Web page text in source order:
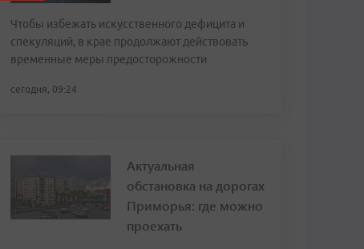
Чтобы избежать искусственного дефицита и
спекуляций, в крае продолжают действовать
временные меры предосторожности
сегодня, 09:24
Актуальная
обстановка на дорогах
Приморья: где можно
проехать